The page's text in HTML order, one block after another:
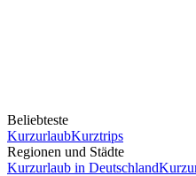
Beliebteste
KurzurlaubKurztrips
Regionen und Städte
Kurzurlaub in Deutschland